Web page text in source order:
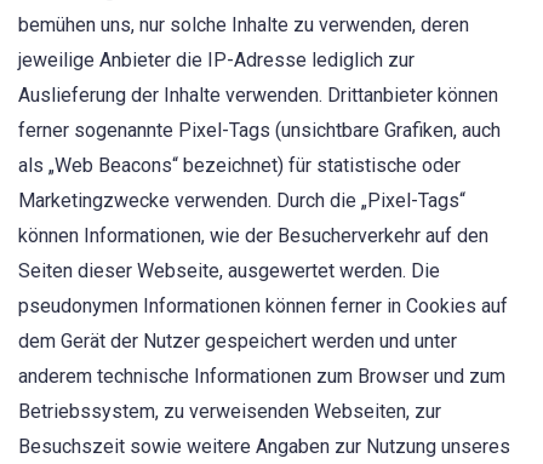
bemühen uns, nur solche Inhalte zu verwenden, deren
jeweilige Anbieter die IP-Adresse lediglich zur
Auslieferung der Inhalte verwenden. Drittanbieter können
ferner sogenannte Pixel-Tags (unsichtbare Grafiken, auch
als „Web Beacons“ bezeichnet) für statistische oder
Marketingzwecke verwenden. Durch die „Pixel-Tags“
können Informationen, wie der Besucherverkehr auf den
Seiten dieser Webseite, ausgewertet werden. Die
pseudonymen Informationen können ferner in Cookies auf
dem Gerät der Nutzer gespeichert werden und unter
anderem technische Informationen zum Browser und zum
Betriebssystem, zu verweisenden Webseiten, zur
Besuchszeit sowie weitere Angaben zur Nutzung unseres